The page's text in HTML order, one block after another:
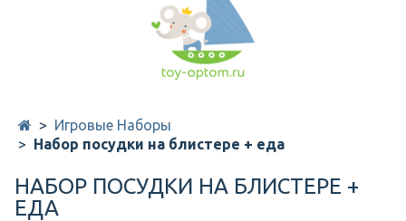
Игровые Наборы
Набор посудки на блистере + еда
НАБОР ПОСУДКИ НА БЛИСТЕРЕ +
ЕДА